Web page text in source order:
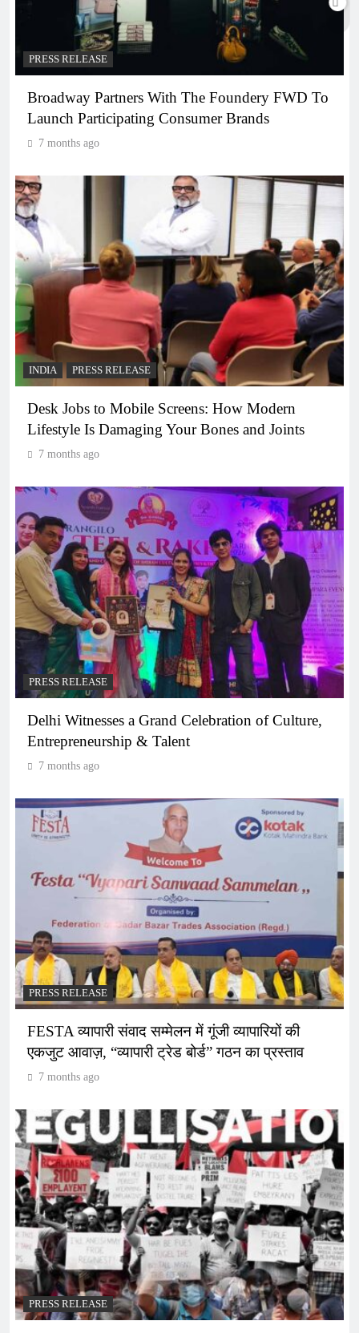
PRESS RELEASE
Broadway Partners With The Foundery FWD To
Launch Participating Consumer Brands
7 months ago
INDIA PRESS RELEASE
Desk Jobs to Mobile Screens: How Modern
Lifestyle Is Damaging Your Bones and Joints
7 months ago
PRESS RELEASE
Delhi Witnesses a Grand Celebration of Culture,
Entrepreneurship & Talent
7 months ago
PRESS RELEASE
FESTA व्यापारी संवाद सम्मेलन में गूंजी व्यापारियों की
एकजुट आवाज़, “व्यापारी ट्रेड बोर्ड” गठन का प्रस्ताव
7 months ago
PRESS RELEASE